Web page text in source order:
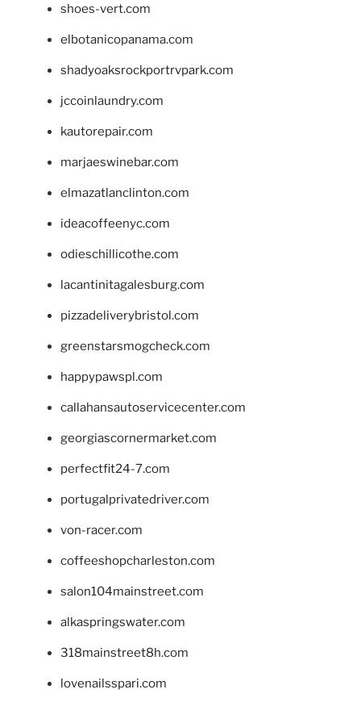
shoes-vert.com
elbotanicopanama.com
shadyoaksrockportrvpark.com
jccoinlaundry.com
kautorepair.com
marjaeswinebar.com
elmazatlanclinton.com
ideacoffeenyc.com
odieschillicothe.com
lacantinitagalesburg.com
pizzadeliverybristol.com
greenstarsmogcheck.com
happypawspl.com
callahansautoservicecenter.com
georgiascornermarket.com
perfectfit24-7.com
portugalprivatedriver.com
von-racer.com
coffeeshopcharleston.com
salon104mainstreet.com
alkaspringswater.com
318mainstreet8h.com
lovenailsspari.com